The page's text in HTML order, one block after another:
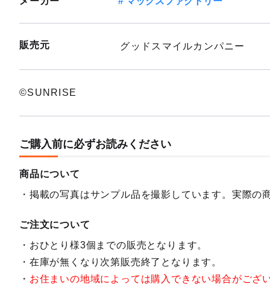
販売元 グッドスマイルカンパニー
©︎SUNRISE
ご購入前に必ずお読みください
商品について
掲載の写真はサンプル品を撮影しています。実際の
ご注文について
おひとり様3個までの販売となります。
在庫が無くなり次第販売終了となります。
お住まいの地域によっては購入できない場合がござ